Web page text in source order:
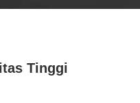
Tinggi